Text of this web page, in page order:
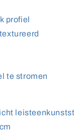
profiel
te stromen